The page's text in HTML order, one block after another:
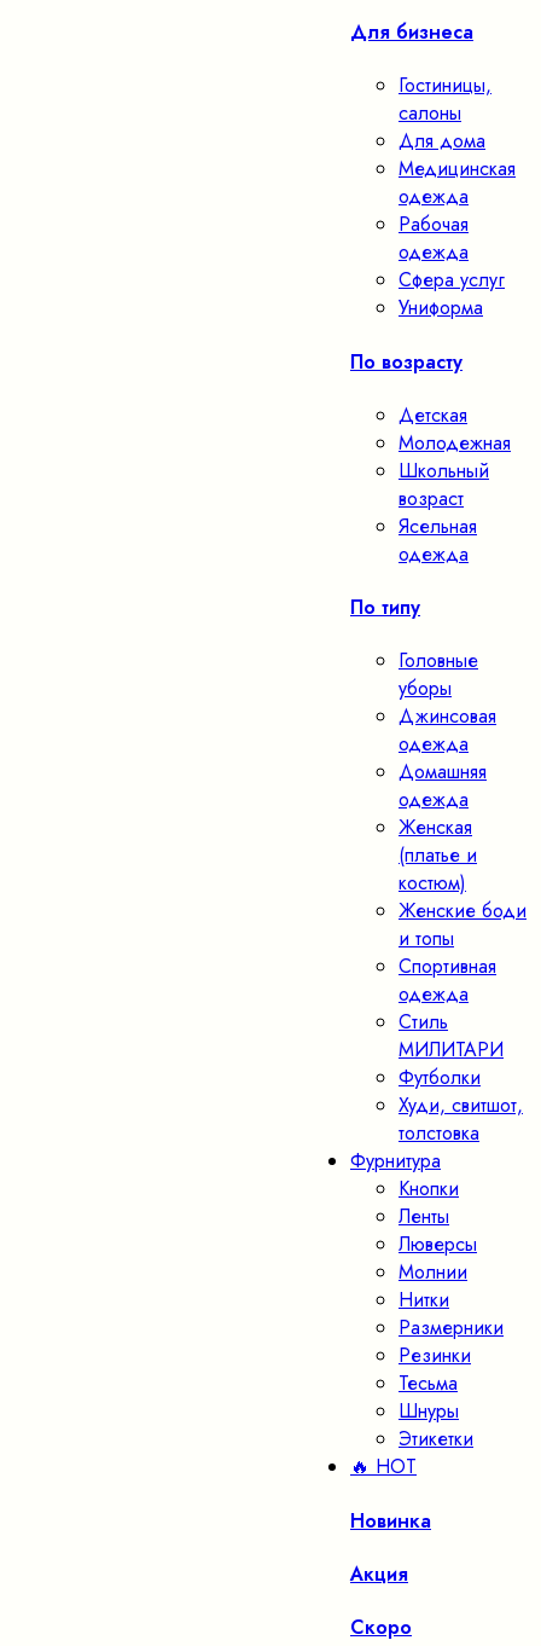
Для бизнеса
Гостиницы,
салоны
Для дома
Медицинская
одежда
Рабочая
одежда
Сфера услуг
Униформа
По возрасту
Детская
Молодежная
Школьный
возраст
Ясельная
одежда
По типу
Головные
уборы
Джинсовая
одежда
Домашняя
одежда
Женская
(платье и
костюм)
Женские боди
и топы
Спортивная
одежда
Стиль
МИЛИТАРИ
Футболки
Худи, свитшот,
толстовка
Фурнитура
Кнопки
Ленты
Люверсы
Молнии
Нитки
Размерники
Резинки
Тесьма
Шнуры
Этикетки
🔥 HOT
Новинка
Акция
Скоро